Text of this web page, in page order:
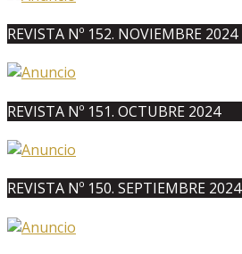
REVISTA Nº 152. NOVIEMBRE 2024
REVISTA Nº 151. OCTUBRE 2024
REVISTA Nº 150. SEPTIEMBRE 2024